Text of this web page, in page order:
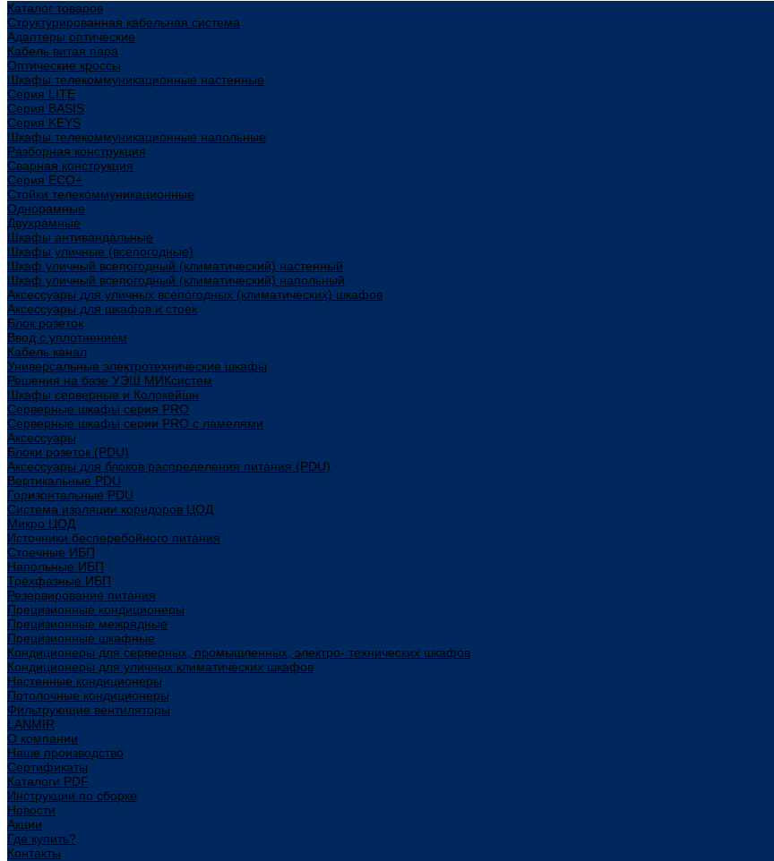
Каталог товаров
Структурированная кабельная система
Адаптеры оптические
Кабель витая пара
Оптические кроссы
Шкафы телекоммуникационные настенные
Cерия LITE
Cерия BASIS
Cерия KEYS
Шкафы телекоммуникационные напольные
Разборная конструкция
Сварная конструкция
Серия ECO+
Стойки телекоммуникационные
Однорамные
Двухрамные
Шкафы антивандальные
Шкафы уличные (всепогодные)
Шкаф уличный всепогодный (климатический) настенный
Шкаф уличный всепогодный (климатический) напольный
Аксессуары для уличных всепогодных (климатических) шкафов
Аксессуары для шкафов и стоек
Блок розеток
Ввод с уплотнением
Кабель канал
Универсальные электротехнические шкафы
Решения на базе УЭШ МИКсистем
Шкафы серверные и Колокейшн
Серверные шкафы серия PRO
Серверные шкафы серии PRO с ламелями
Аксессуары
Блоки розеток (PDU)
Аксессуары для блоков распределения питания (PDU)
Вертикальные PDU
Горизонтальные PDU
Система изоляции коридоров ЦОД
Микро ЦОД
Источники бесперебойного питания
Стоечные ИБП
Напольные ИБП
Трёхфазные ИБП
Резервирование питания
Прецизионные кондиционеры
Прецизионные межрядные
Прецизионные шкафные
Кондиционеры для серверных, промышленных, электро- технических шкафов
Кондиционеры для уличных климатических шкафов
Настенные кондиционеры
Потолочные кондиционеры
Фильтрующие вентиляторы
LANMIR
О компании
Наше производство
Сертификаты
Каталоги PDF
Инструкции по сборке
Новости
Акции
Где купить?
Контакты